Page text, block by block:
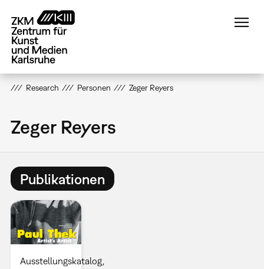
zum
Inhalt
Research Personen Zeger Reyers
Zeger Reyers
Publikationen
Ausstellungskatalog